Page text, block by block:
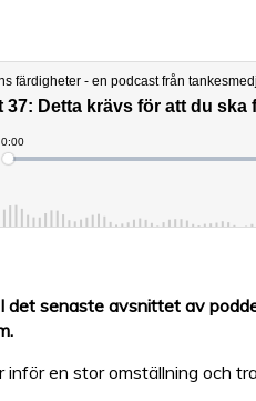
det senaste avsnittet av
en stor omställning och